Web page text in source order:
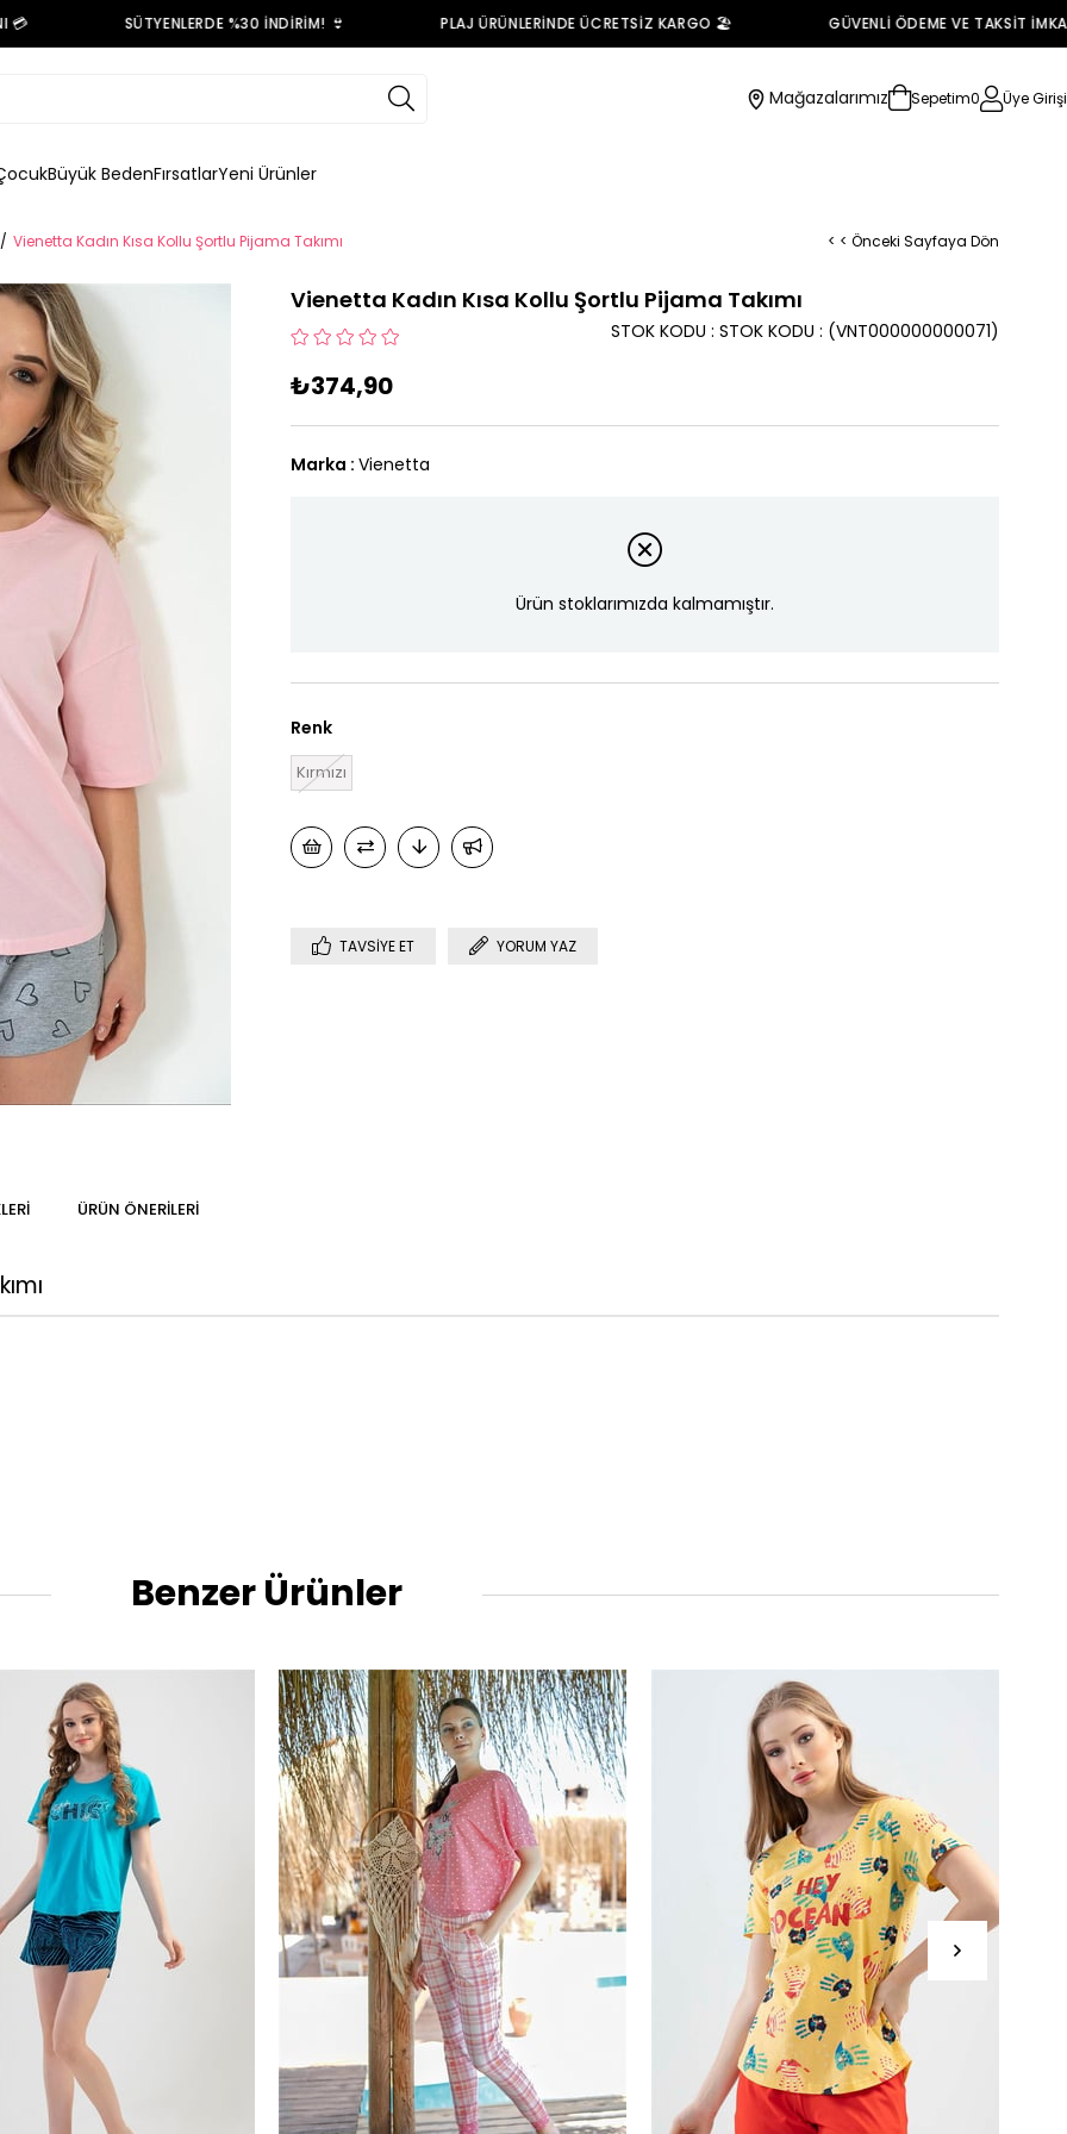
SÜTYENLERDE %30 İNDİRİM! 👙 PLAJ ÜRÜNLERİNDE ÜCRETSİZ KARGO 🏖️ GÜVENLİ ÖDEME VE TAKSİT İMKANI
Mağazalarımız Sepetim0 Üye Girişi
Büyük BedenFırsatlarYeni Ürünler
Vienetta Kadın Kısa Kollu Şortlu Pijama Takımı < < Önceki Sayfaya Dön
Vienetta Kadın Kısa Kollu Şortlu Pijama Takımı
(VNT000000000071)
STOK KODU STOK KODU
₺374,90
Marka : Vienetta
Ürün stoklarımızda kalmamıştır.
Renk
Kırmızı
TAVSIYE ET YORUM YAZ
ÜRÜN ÖNERILERI
Benzer Ürünler